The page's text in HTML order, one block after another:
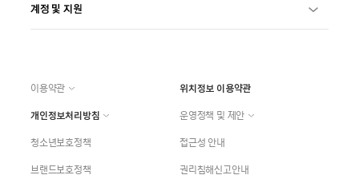
계정 및 지원
이용약관
위치정보 이용약관
개인정보처리방침
운영정책 및 제안
청소년보호정책
접근성 안내
브랜드보호정책
권리침해신고안내